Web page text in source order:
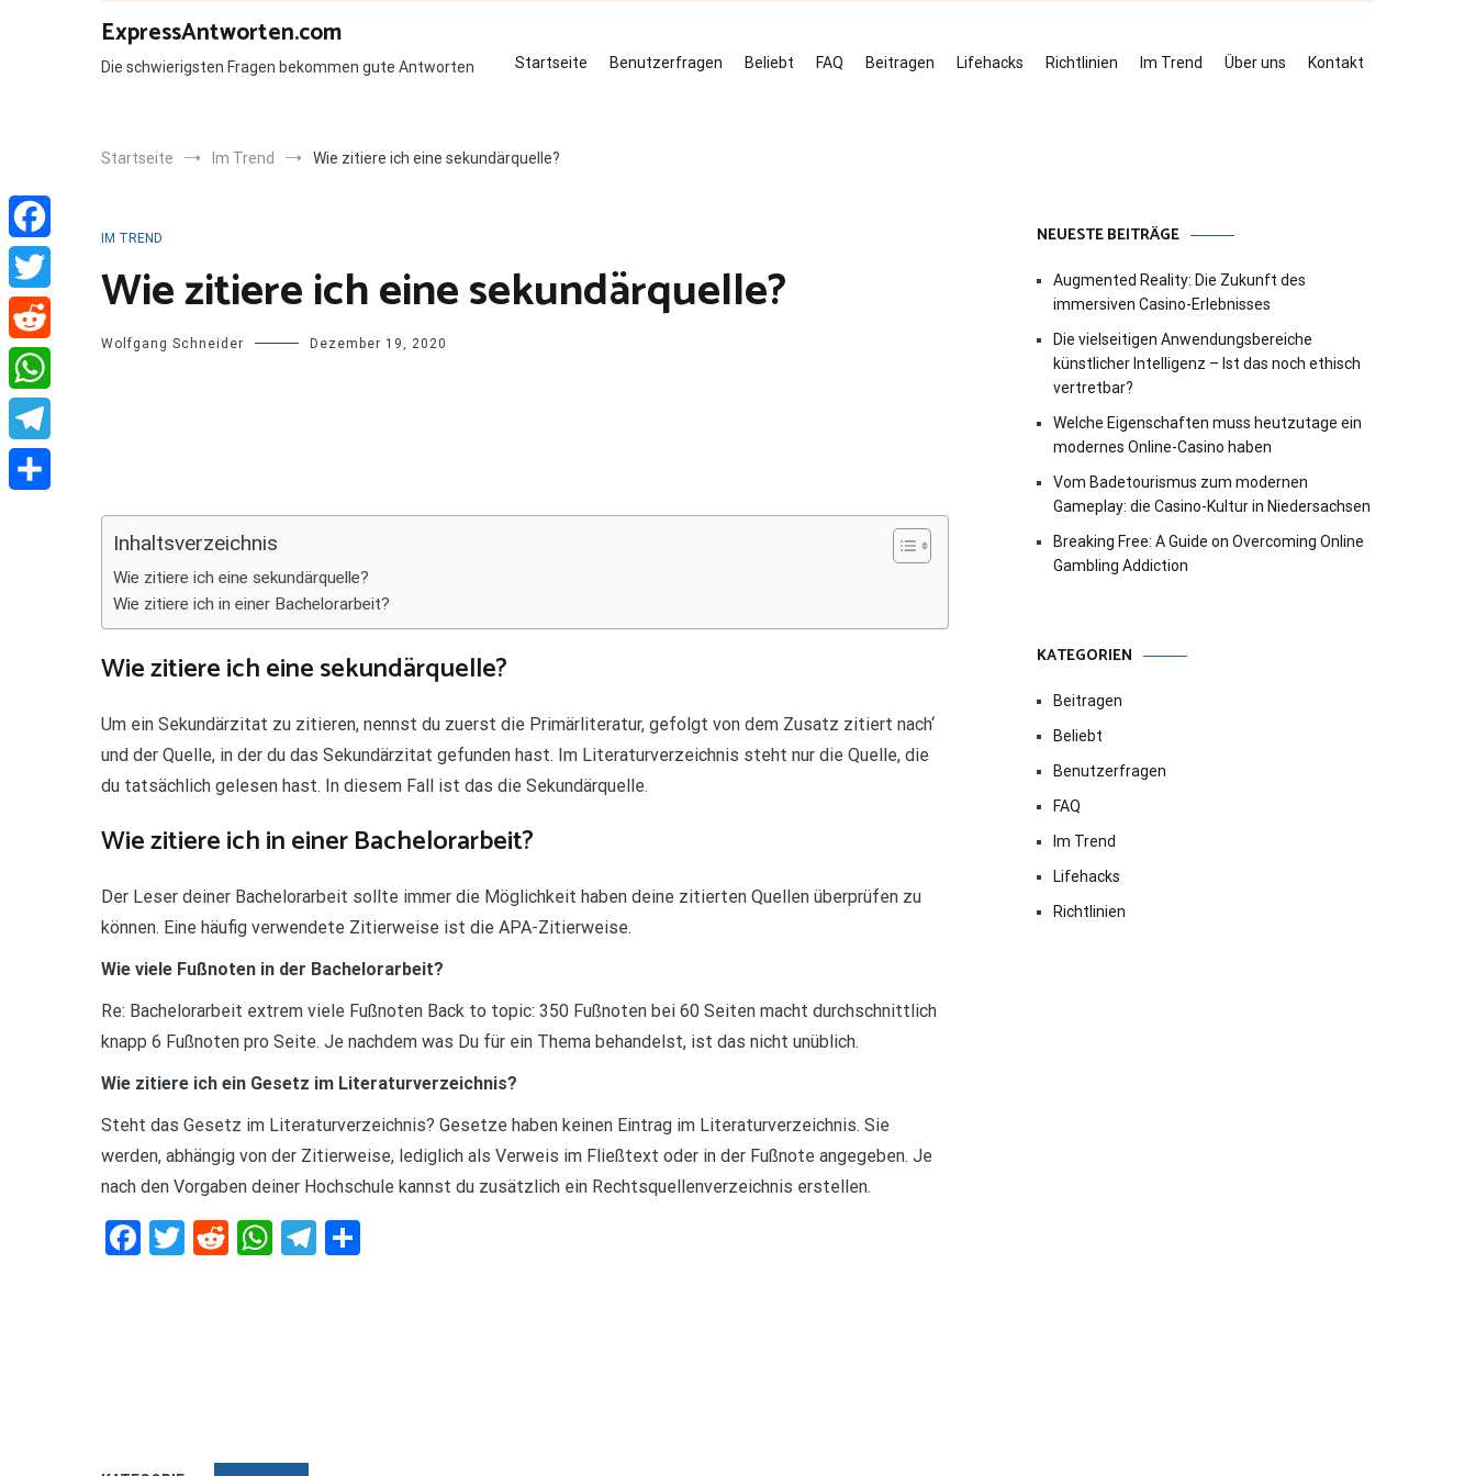
ExpressAntworten.com
Die schwierigsten Fragen bekommen gute Antworten Startseite Benutzerfragen Beliebt FAQ Beitragen Lifehacks Richtlinien Im Trend Über uns Kontakt
Startseite Im Trend Wie zitiere ich eine sekundärquelle?
IM TREND
Wie zitiere ich eine sekundärquelle?
Wolfgang Schneider Dezember 19, 2020
Inhaltsverzeichnis
Wie zitiere ich eine sekundärquelle?
Wie zitiere ich in einer Bachelorarbeit?
Wie zitiere ich eine sekundärquelle?
Um ein Sekundärzitat zu zitieren, nennst du zuerst die Primärliteratur, gefolgt von dem Zusatz zitiert nach‘
und der Quelle, in der du das Sekundärzitat gefunden hast. Im Literaturverzeichnis steht nur die Quelle, die
du tatsächlich gelesen hast. In diesem Fall ist das die Sekundärquelle.
Wie zitiere ich in einer Bachelorarbeit?
Der Leser deiner Bachelorarbeit sollte immer die Möglichkeit haben deine zitierten Quellen überprüfen zu
können. Eine häufig verwendete Zitierweise ist die APA-Zitierweise.
Wie viele Fußnoten in der Bachelorarbeit?
Re: Bachelorarbeit extrem viele Fußnoten Back to topic: 350 Fußnoten bei 60 Seiten macht durchschnittlich
knapp 6 Fußnoten pro Seite. Je nachdem was Du für ein Thema behandelst, ist das nicht unüblich.
Wie zitiere ich ein Gesetz im Literaturverzeichnis?
Steht das Gesetz im Literaturverzeichnis? Gesetze haben keinen Eintrag im Literaturverzeichnis. Sie
werden, abhängig von der Zitierweise, lediglich als Verweis im Fließtext oder in der Fußnote angegeben. Je
nach den Vorgaben deiner Hochschule kannst du zusätzlich ein Rechtsquellenverzeichnis erstellen.
Facebook
Twitter
RedditWhatsApp
Telegram
NEUESTE BEITRÄGE
Augmented Reality: Die Zukunft des
immersiven Casino-Erlebnisses
Die vielseitigen Anwendungsbereiche
künstlicher Intelligenz – Ist das noch ethisch
vertretbar?
Welche Eigenschaften muss heutzutage ein
modernes Online-Casino haben
Vom Badetourismus zum modernen
Gameplay: die Casino-Kultur in Niedersachsen
Breaking Free: A Guide on Overcoming Online
Gambling Addiction
KATEGORIEN
Beitragen
Beliebt
Benutzerfragen
FAQ
Im Trend
Lifehacks
Richtlinien
Facebook
Twitter
Reddit
WhatsApp
Telegram